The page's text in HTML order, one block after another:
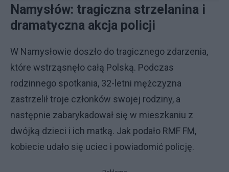
Namysłów: tragiczna strzelanina i
dramatyczna akcja policji
W Namysłowie doszło do tragicznego zdarzenia,
które wstrząsnęło całą Polską. Podczas
rodzinnego spotkania, 32-letni mężczyzna
zastrzelił troje członków swojej rodziny, a
następnie zabarykadował się w mieszkaniu z
dwójką dzieci i ich matką. Jak podało RMF FM,
kobiecie udało się uciec i powiadomić policję.